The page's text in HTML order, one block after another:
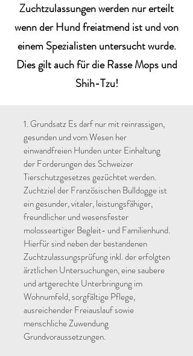
Zuchtzulassungen werden nur erteilt
wenn der Hund freiatmend ist und von
einem Spezialisten untersucht wurde.
Dies gilt auch für die Rasse Mops und
Shih-Tzu!
1. Grundsatz Es darf nur mit reinrassigen,
gesunden und vom Wesen her
einwandfreien Hunden unter Einhaltung
der Forderungen des Schweizer
Tierschutzgesetzes gezüchtet werden.
Zuchtziel der Französischen Bulldogge ist
ein gesunder, vitaler, leistungsfähiger,
freundlicher und wesensfester
molosseartiger Begleit- und Familienhund.
Hierfür sind neben der bestandenen
Zuchtzulassungsprüfung inkl. der erfolgten
ärztlichen Untersuchungen, eine saubere
und artgerechte Unterbringung im
Wohnumfeld, sorgfältige Pflege,
ausreichender Freiauslauf sowie
menschliche Zuwendung
Grundvoraussetzungen.